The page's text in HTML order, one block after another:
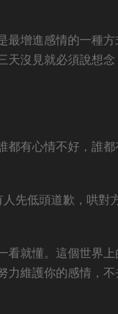
最增進感情的一種
沒見就必須說想
都有心情不好，誰
先低頭道歉，哄
看就懂。這個世界
力維護你的感情，